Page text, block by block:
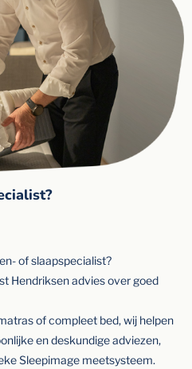
of slaapspecialist?
Hendriksen advies over goed
of compleet bed, wij helpen
en deskundige adviezen,
Sleepimage meetsysteem.